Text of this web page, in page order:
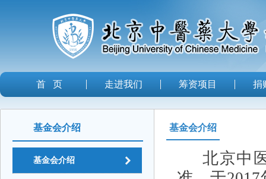
首 页 走进我们 筹资项目 捐
基金会介绍
基金会介绍
基金会介绍
北京中